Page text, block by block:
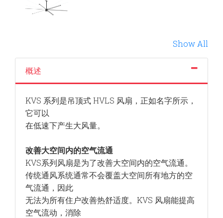
Show All
概述
KVS 系列是吊顶式 HVLS 风扇，正如名字所示，
它可以
在低速下产生大风量。
改善大空间内的空气流通
KVS系列风扇是为了改善大空间内的空气流通。
传统通风系统通常不会覆盖大空间所有地方的空
气流通，因此
无法为所有住户改善热舒适度。KVS 风扇能提高
空气流动，消除